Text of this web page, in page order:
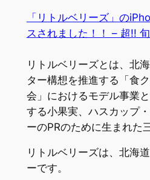
「リトルベリーズ」の
スされました！！ – 超!!
リトルベリーズとは、北
ター構想を推進する「食
会」におけるモデル事業
する小果実、ハスカップ
ーのPRのために生まれた
リトルベリーズは、北海
ーです。